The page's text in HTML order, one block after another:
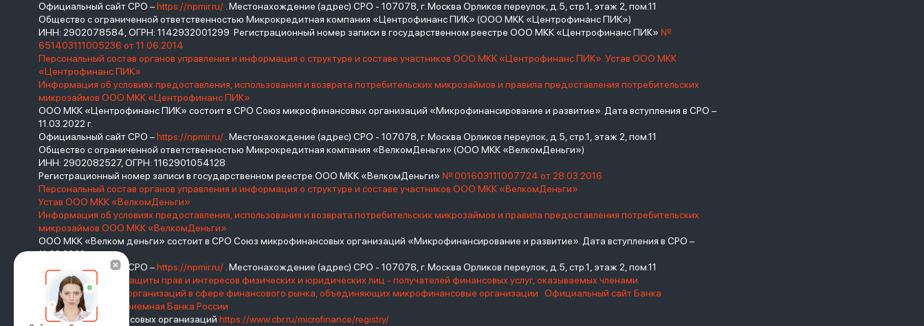
Официальный сайт СРО –https://npmir.ru/ . Местонахождение (адрес) СРО - 107078, г. Москва Орликов переулок, д.5, стр.1, этаж 2, пом.11
Общество с ограниченной ответственностью Микрокредитная компания «Центрофинанс ПИК» (ООО МКК «Центрофинанс ПИК»)
ИНН: 2902078584, ОГРН: 1142932001299 Регистрационный номер записи в государственном реестре ООО МКК «Центрофинанс ПИК» №
651403111005236 от 11.06.2014
Персональный состав органов управления и информация о структуре и составе участников ООО МКК «Центрофинанс ПИК» Устав ООО МКК
«Центрофинанс ПИК»
Информация об условиях предоставления, использования и возврата потребительских микрозаймов и правила предоставления потребительских
микрозаймов ООО МКК «Центрофинанс ПИК»
ООО МКК «Центрофинанс ПИК» состоит в СРО Союз микрофинансовых организаций «Микрофинансирование и развитие». Дата вступления в СРО –
11.03.2022 г.
Официальный сайт СРО –https://npmir.ru/ . Местонахождение (адрес) СРО - 107078, г. Москва Орликов переулок, д.5, стр.1, этаж 2, пом.11
Общество с ограниченной ответственностью Микрокредитная компания «ВелкомДеньги» (ООО МКК «ВелкомДеньги»)
ИНН: 2902082527, ОГРН: 1162901054128
Регистрационный номер записи в государственном реестре ООО МКК «ВелкомДеньги» № 001603111007724 от 28.03.2016
Персональный состав органов управления и информация о структуре и составе участников ООО МКК «ВелкомДеньги»
Устав ООО МКК «ВелкомДеньги»
Информация об условиях предоставления, использования и возврата потребительских микрозаймов и правила предоставления потребительских
микрозаймов ООО МКК «ВелкомДеньги»
ООО МКК «Велком деньги» состоит в СРО Союз микрофинансовых организаций «Микрофинансирование и развитие». Дата вступления в СРО –
11.03.2022 г.
Официальный сайт СРО –https://npmir.ru/ . Местонахождение (адрес) СРО - 107078, г. Москва Орликов переулок, д.5, стр.1, этаж 2, пом.11
Базовый стандарт защиты прав и интересов физических и юридических лиц - получателей финансовых услуг, оказываемых членами
саморегулируемых организаций в сфере финансового рынка, объединяющих микрофинансовые организации
Официальный сайт Банка
РоссииИнтернет-приемная Банка России
Реестр микрофинансовых организаций https://www.cbr.ru/microfinance/registry/